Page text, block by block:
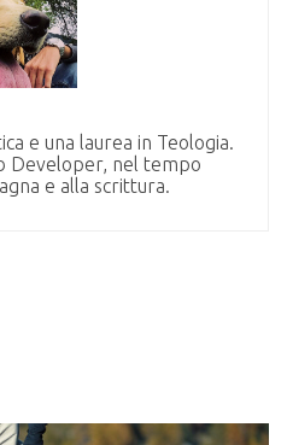
e una laurea in Teologia.
Developer, nel tempo
e alla scrittura.